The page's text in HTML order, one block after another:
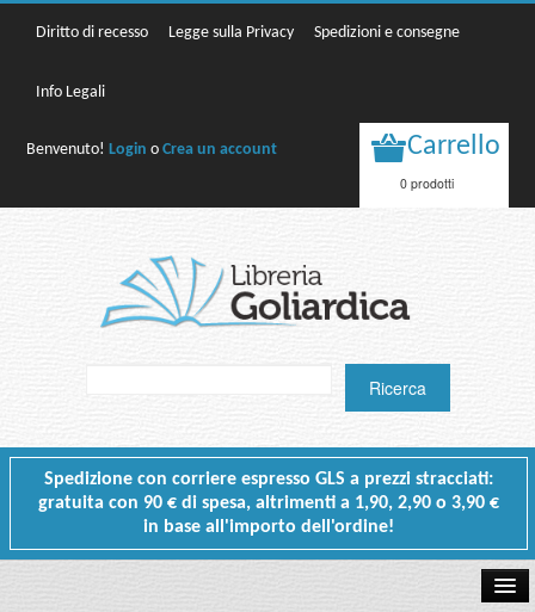
Diritto di recesso Legge sulla Privacy Spedizioni e consegne
Info Legali
Benvenuto!Login oCrea un account Carrello
0 prodotti
Spedizione con corriere espresso GLS a prezzi stracciati:
gratuita con 90 € di spesa, altrimenti a 1,90, 2,90 o 3,90 €
in base all'importo dell'ordine!